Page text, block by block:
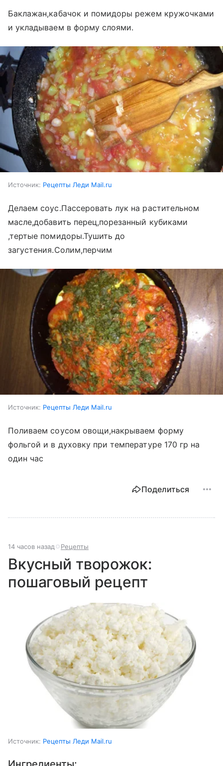
Баклажан,кабачок и помидоры режем кружочками
и укладываем в форму слоями.
Источник: Рецепты Леди Mail.ru
Делаем соус.Пассеровать лук на растительном
масле,добавить перец,порезанный кубиками
,тертые помидоры.Тушить до
загустения.Солим,перчим
Источник: Рецепты Леди Mail.ru
Поливаем соусом овощи,накрываем форму
фольгой и в духовку при температуре 170 гр на
один час
Поделиться
14 часов назад Рецепты
Вкусный творожок:
пошаговый рецепт
Источник: Рецепты Леди Mail.ru